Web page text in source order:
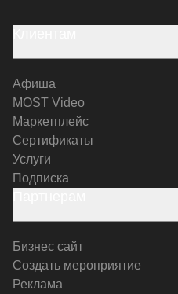
Афиша
MOST Video
Маркетплейс
Сертификаты
Услуги
Подписка
Бизнес сайт
Создать мероприятие
Реклама